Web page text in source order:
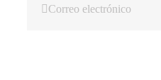
Correo electrónico